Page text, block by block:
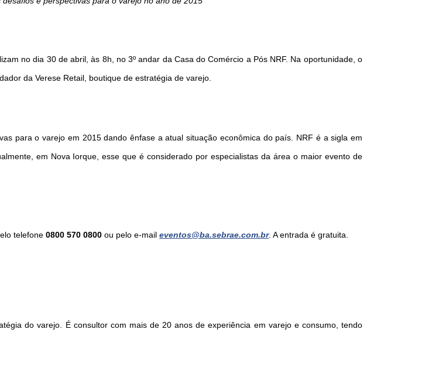
no dia 30 de abril, às 8h, no 3º andar da Casa do Comércio a Pós NRF. Na oportunidade, o
da Verese Retail, boutique de estratégia de varejo.
para o varejo em 2015 dando ênfase a atual situação econômica do país. NRF é a sigla em
em Nova Iorque, esse que é considerado por especialistas da área o maior evento de
telefone 0800 570 0800 ou pelo e-mail eventos@ba.sebrae.com.br. A entrada é gratuita.
do varejo. É consultor com mais de 20 anos de experiência em varejo e consumo, tendo